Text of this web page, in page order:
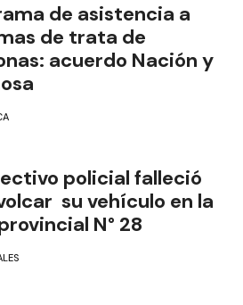
de asistencia a
de trata de
acuerdo Nación y
policial falleció
su vehículo en la
N° 28